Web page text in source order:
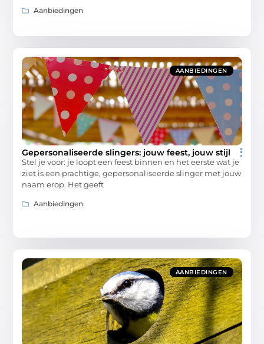
Aanbiedingen
AANBIEDINGEN
Gepersonaliseerde slingers: jouw feest, jouw stijl
Stel je voor: je loopt een feest binnen en het eerste wat je
ziet is een prachtige, gepersonaliseerde slinger met jouw
naam erop. Het geeft
Aanbiedingen
AANBIEDINGEN